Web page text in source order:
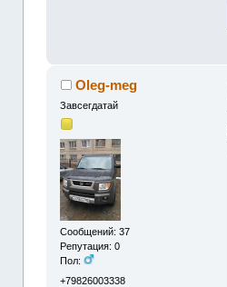
Oleg-meg
Завсегдатай
Сообщений: 37
Репутация: 0
Пол:
+79826003338